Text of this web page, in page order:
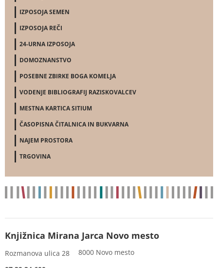
IZPOSOJA SEMEN
IZPOSOJA REČI
24-URNA IZPOSOJA
DOMOZNANSTVO
POSEBNE ZBIRKE BOGA KOMELJA
VODENJE BIBLIOGRAFIJ RAZISKOVALCEV
MESTNA KARTICA SITIUM
ČASOPISNA ČITALNICA IN BUKVARNA
NAJEM PROSTORA
TRGOVINA
Knjižnica Mirana Jarca Novo mesto
Rozmanova ulica 28
8000 Novo mesto